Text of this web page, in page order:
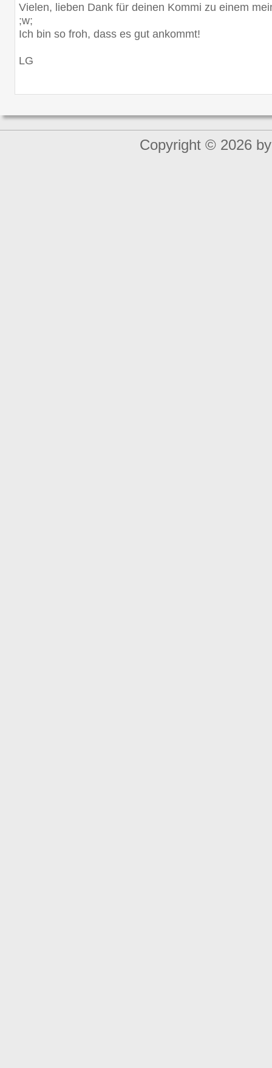
Vielen, lieben Dank für deinen Kommi zu einem
;w;
Ich bin so froh, dass es gut ankommt!
LG
Copyright © 2026